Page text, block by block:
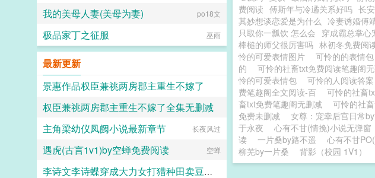
费阅读 傅斯年与冷遹关系好吗 长
其妙想谈恋爱是为什么 冷妻诱婚傅
只取你一瓢饮 怎么会 穿成霸总掌心
棒槌的师父很厉害吗 林初冬免费阅
怜的可爱表情图片
可怜的的表情包
的
可怜的社畜txt免费阅读笔趣阁
怜的可爱表情包
可怜的人阅读答案
费笔趣阁全文阅读-百
可怜的社畜
畜txt免费笔趣阁无删减
可怜的社
免费未删减
女尊：宠幸后宫日常
于永夜
心有不甘(情挽)小说无弹窗
读
一片桑by路不遥 心有不甘
柳芜by一片桑
背影（校园 1V1）
我的美母人妻(美母为妻) po18文
极品家丁之征服 巫雨
最新更新
景惠作品权臣兼祧两房郡主重生不嫁了
长夜风过
权臣兼祧两房郡主重生不嫁了全集无删减
长夜风过
主角梁幼仪凤阙小说最新章节 长夜风过
遇虎(古言1v1)by空蝉免费阅读 空蝉
李诗文李诗蝶穿成大力女打猎种田卖豆腐日常笔趣阁首发